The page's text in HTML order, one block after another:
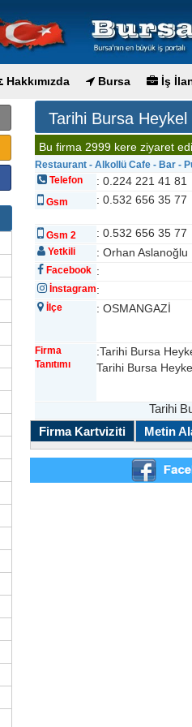
Hakkımızda Bursa İş
Tarihi Bursa Heykel
Bu firma 2999 kere ziyaret
Restaurant - Alkollü Cafe - Bar -
Telefon : 0.224 221 41 81
Gsm : 0.532 656 35 77
Gsm 2 : 0.532 656 35 77
Yetkili : Orhan Aslanoğlu
Facebook :
İnstagram:
İlçe : OSMANGAZİ
Firma
Tanıtımı
:Tarihi Bursa
Tarihi Bursa
Tarihi
Firma Kartviziti
Metin